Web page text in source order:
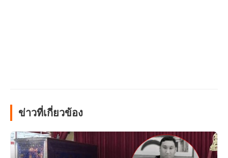
ข่าวที่เกี่ยวข้อง